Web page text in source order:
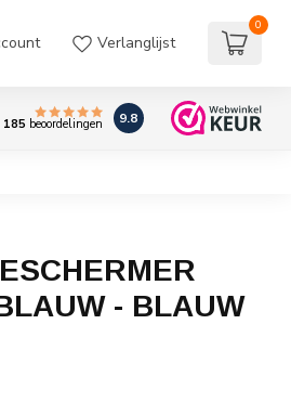
Verlanglijst
0
185 beoordelingen 9.8
- BLAUW